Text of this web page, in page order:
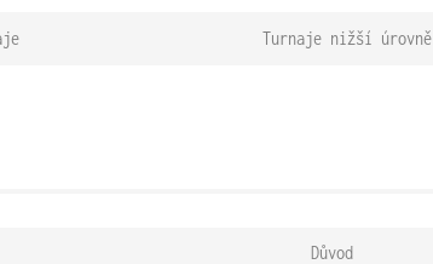
Turnaje nižší úrovně
Důvod